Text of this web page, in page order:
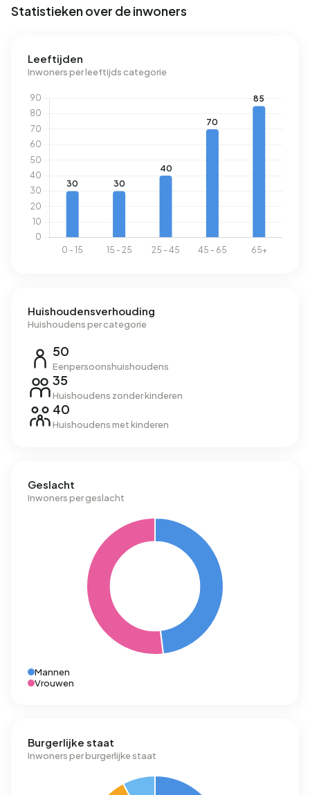
Statistieken over de inwoners
Leeftijden
Inwoners per leeftijds categorie
Huishoudensverhouding
Huishoudens per categorie
50
Eenpersoonshuishoudens
35
Huishoudens zonder kinderen
40
Huishoudens met kinderen
Geslacht
Inwoners per geslacht
Mannen
Vrouwen
Burgerlijke staat
Inwoners per burgerlijke staat